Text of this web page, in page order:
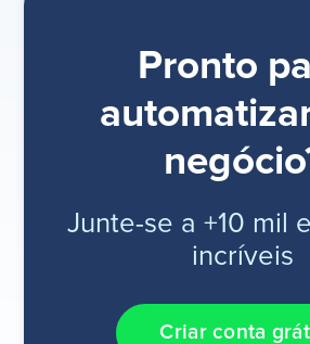
Pronto
Junte-se a +10 mil
incríveis
Criar conta